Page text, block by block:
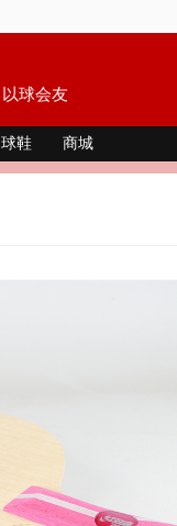
以球会友
球鞋 商城